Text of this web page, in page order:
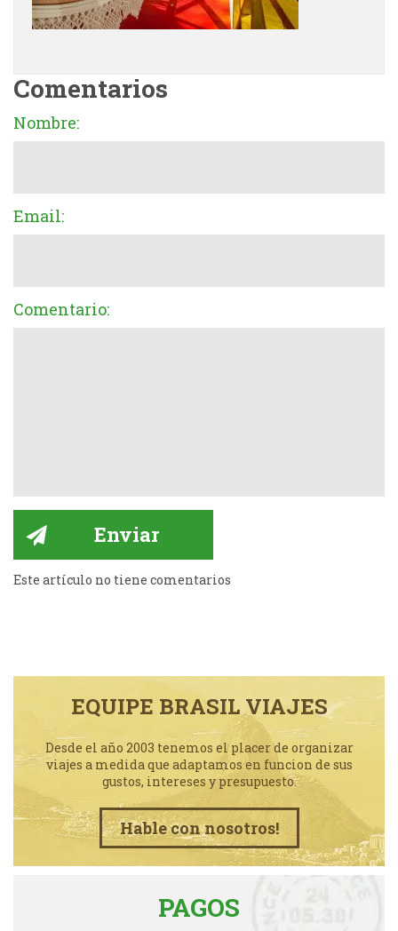
Comentarios
Nombre:
Email:
Comentario:
Este artículo no tiene comentarios
EQUIPE BRASIL VIAJES
Desde el año 2003 tenemos el placer de organizar
viajes a medida que adaptamos en funcion de sus
gustos, intereses y presupuesto.
Hable con nosotros!
PAGOS